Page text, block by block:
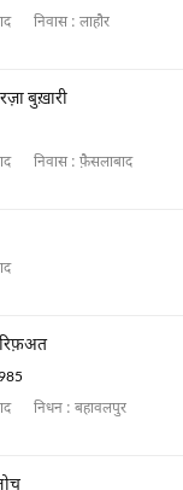
निवास : लाहौर
बुख़ारी
निवास : फ़ैसलाबाद
निधन : बहावलपुर